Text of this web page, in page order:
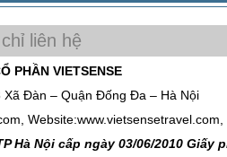
PHẦN VIETSENSE
Xã Đàn – Quận Đống Đa – Hà Nội
Website:www.vietsensetravel.com,
Nội cấp ngày 03/06/2010 Giấy